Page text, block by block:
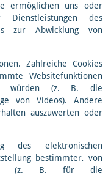
ermöglichen uns oder
des
zur Abwicklung von
Zahlreiche Cookies
Websitefunktionen
würden (z. B. die
von Videos). Andere
auszuwerten oder
des elektronischen
bestimmter, von
(z. B. für die